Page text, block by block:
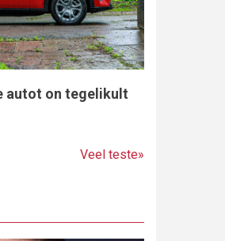
autot on tegelikult
Veel teste»